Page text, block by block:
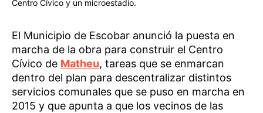
Centro Cívico y un microestadio.
El Municipio de Escobar anunció la puesta en
marcha de la obra para construir el Centro
Cívico de Matheu, tareas que se enmarcan
dentro del plan para descentralizar distintos
servicios comunales que se puso en marcha en
2015 y que apunta a que los vecinos de las